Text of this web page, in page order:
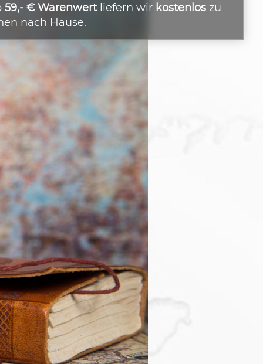
59,- € Warenwertliefern wir kostenlos zu
nach Hause.